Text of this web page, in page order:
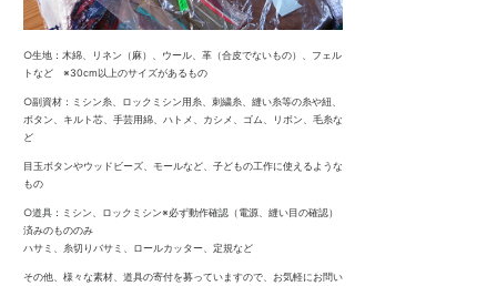
○生地：木綿、リネン（麻）、ウール、革（合皮でないもの）、フェル
トなど ※30cm以上のサイズがあるもの
○副資材：ミシン糸、ロックミシン用糸、刺繍糸、縫い糸等の糸や紐、
ボタン、キルト芯、手芸用綿、ハトメ、カシメ、ゴム、リボン、毛糸な
ど
目玉ボタンやウッドビーズ、モールなど、子どもの工作に使えるような
もの
○道具：ミシン、ロックミシン※必ず動作確認（電源、縫い目の確認）
済みのもののみ
ハサミ、糸切りバサミ、ロールカッター、定規など
その他、様々な素材、道具の寄付を募っていますので、お気軽にお問い